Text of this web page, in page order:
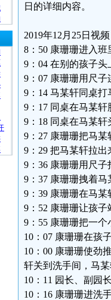
日的详细内容。
2019年12月25日视频
8：50 康珊珊进入
9：04 在别的孩子
9：07 康珊珊用尺子
9：14 马某轩同桌
9：17 同桌在马某
9：18 同桌在马某
9：27 康珊珊把马某
9：29 把马某轩拉
9：36 康珊珊用尺子
9：37 康珊珊拽着
9：39 康珊珊在马某
9：52 康珊珊让孩
9：55 康珊珊把一
10：07 康珊珊在孩
10：00 康珊珊使劲
轩关到洗手间，马
10：11 园长、副园
10：16 康珊珊进洗